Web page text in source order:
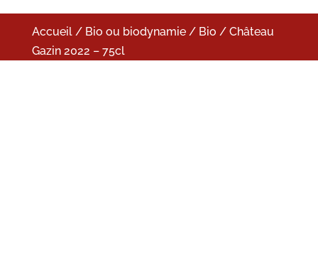
Accueil/ Bio ou biodynamie/ Bio / Château
Gazin 2022 – 75cl